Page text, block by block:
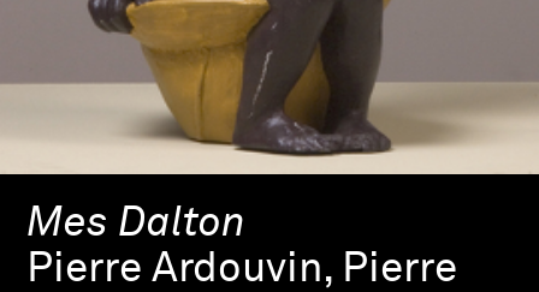
Mes Dalton
Pierre Ardouvin, Pierre